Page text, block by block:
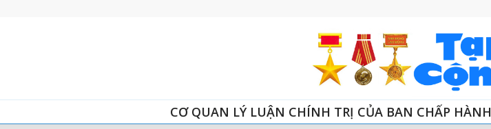
CƠ QUAN LÝ LUẬN CHÍNH TRỊ CỦA BAN CHẤP